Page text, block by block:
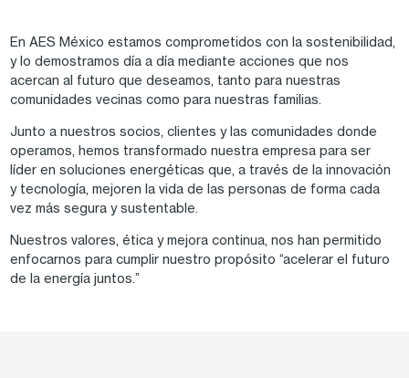
En AES México estamos comprometidos con la sostenibilidad,
y lo demostramos día a día mediante acciones que nos
acercan al futuro que deseamos, tanto para nuestras
comunidades vecinas como para nuestras familias.
Junto a nuestros socios, clientes y las comunidades donde
operamos, hemos transformado nuestra empresa para ser
líder en soluciones energéticas que, a través de la innovación
y tecnología, mejoren la vida de las personas de forma cada
vez más segura y sustentable.
Nuestros valores, ética y mejora continua, nos han permitido
enfocarnos para cumplir nuestro propósito “acelerar el futuro
de la energía juntos.”